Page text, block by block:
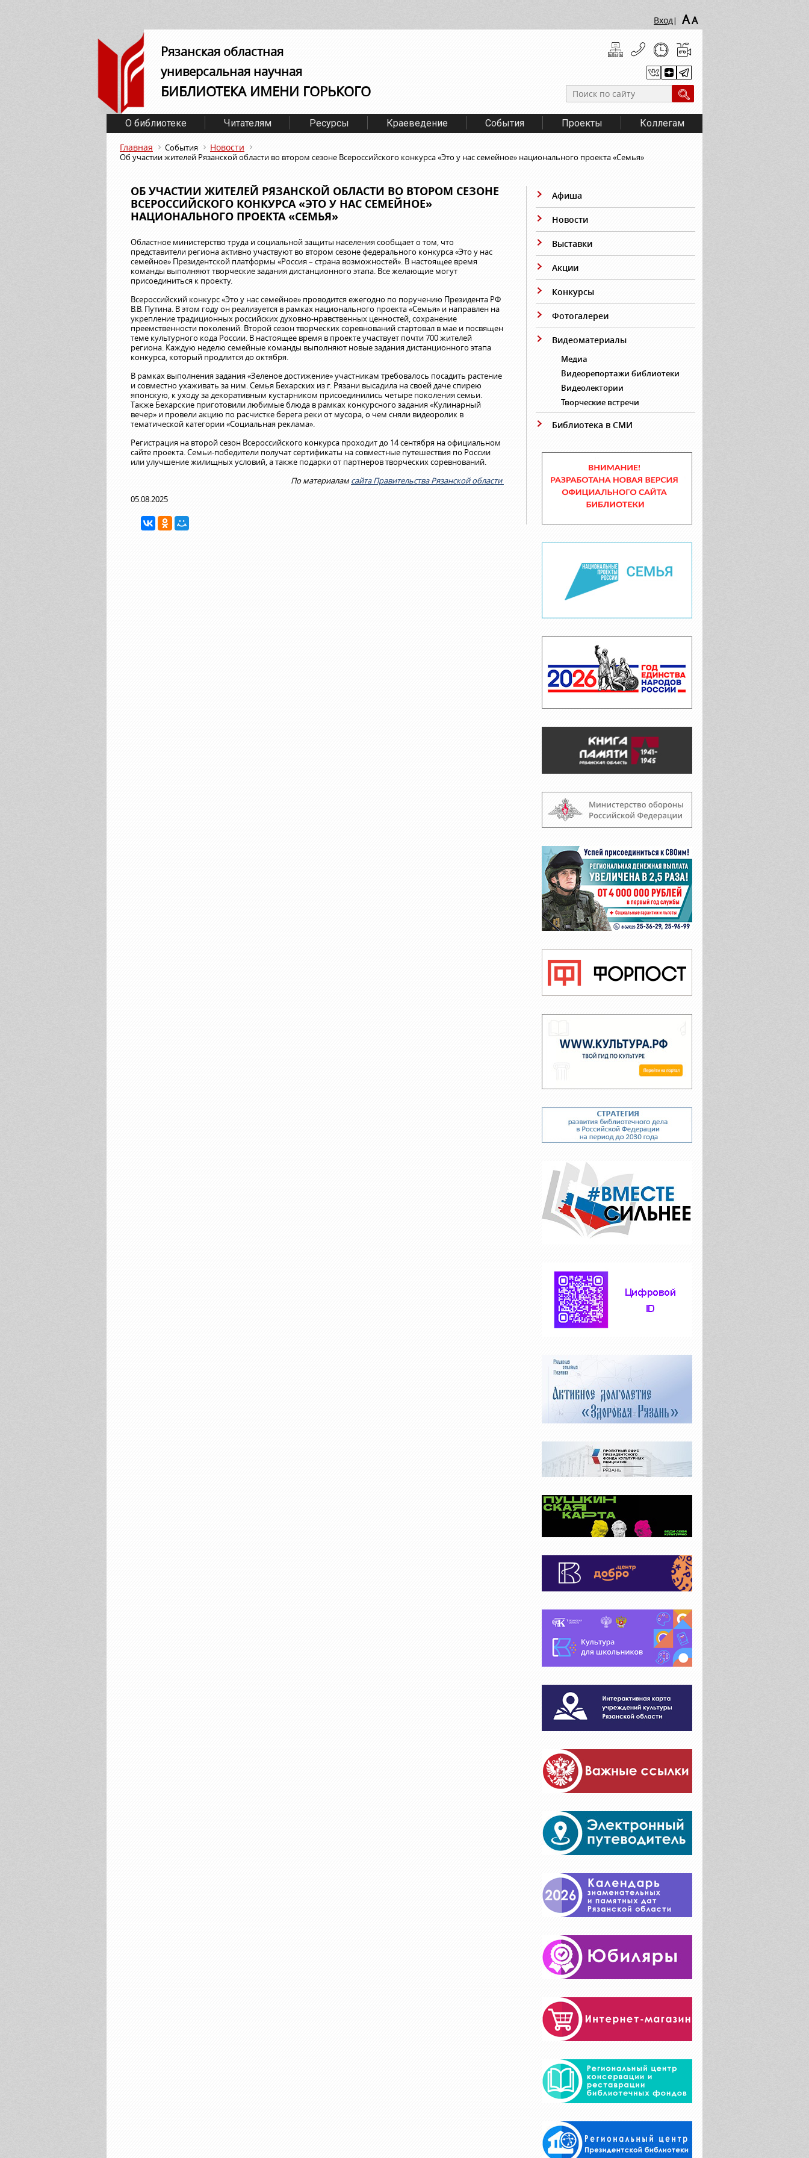
Вход| AA
Рязанская областная
универсальная научная
БИБЛИОТЕКА ИМЕНИ ГОРЬКОГО
О библиотеке Читателям Ресурсы Краеведение События Проекты Коллегам
Главная События Новости
Об участии жителей Рязанской области во втором сезоне Всероссийского конкурса «Это у нас семейное» национального проекта «Семья»
ОБ УЧАСТИИ ЖИТЕЛЕЙ РЯЗАНСКОЙ ОБЛАСТИ ВО ВТОРОМ СЕЗОНЕ
ВСЕРОССИЙСКОГО КОНКУРСА «ЭТО У НАС СЕМЕЙНОЕ»
НАЦИОНАЛЬНОГО ПРОЕКТА «СЕМЬЯ»
Областное министерство труда и социальной защиты населения сообщает о том, что
представители региона активно участвуют во втором сезоне федерального конкурса «Это у нас
семейное» Президентской платформы «Россия – страна возможностей». В настоящее время
команды выполняют творческие задания дистанционного этапа. Все желающие могут
присоединиться к проекту.
Всероссийский конкурс «Это у нас семейное» проводится ежегодно по поручению Президента РФ
В.В. Путина. В этом году он реализуется в рамках национального проекта «Семья» и направлен на
укрепление традиционных российских духовно-нравственных ценностей, сохранение
преемственности поколений. Второй сезон творческих соревнований стартовал в мае и посвящен
теме культурного кода России. В настоящее время в проекте участвует почти 700 жителей
региона. Каждую неделю семейные команды выполняют новые задания дистанционного этапа
конкурса, который продлится до октября.
В рамках выполнения задания «Зеленое достижение» участникам требовалось посадить растение
и совместно ухаживать за ним. Семья Бехарских из г. Рязани высадила на своей даче спирею
японскую, к уходу за декоративным кустарником присоединились четыре поколения семьи.
Также Бехарские приготовили любимые блюда в рамках конкурсного задания «Кулинарный
вечер» и провели акцию по расчистке берега реки от мусора, о чем сняли видеоролик в
тематической категории «Социальная реклама».
Регистрация на второй сезон Всероссийского конкурса проходит до 14 сентября на официальном
сайте проекта. Семьи-победители получат сертификаты на совместные путешествия по России
или улучшение жилищных условий, а также подарки от партнеров творческих соревнований.
По материалам сайта Правительства Рязанской области
05.08.2025
Афиша
Новости
Выставки
Акции
Конкурсы
Фотогалереи
Видеоматериалы
Медиа
Видеорепортажи библиотеки
Видеолектории
Творческие встречи
Библиотека в СМИ